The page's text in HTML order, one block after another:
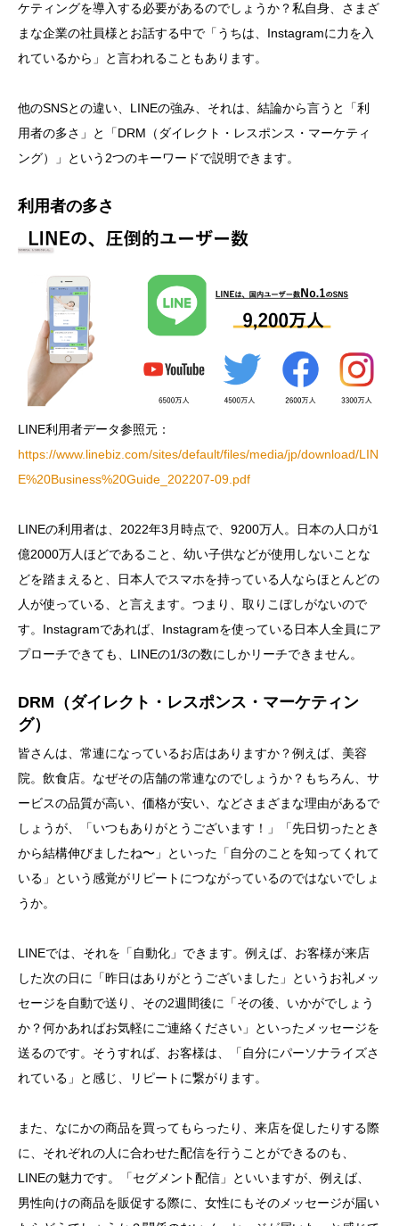
ケティングを導入する必要があるのでしょうか？私自身、さまざ
まな企業の社員様とお話する中で「うちは、Instagramに力を入
れているから」と言われることもあります。
他のSNSとの違い、LINEの強み、それは、結論から言うと「利
用者の多さ」と「DRM（ダイレクト・レスポンス・マーケティ
ング）」という2つのキーワードで説明できます。
利用者の多さ
LINE利用者データ参照元：
https://www.linebiz.com/sites/default/files/media/jp/download/LIN
E%20Business%20Guide_202207-09.pdf
LINEの利用者は、2022年3月時点で、9200万人。日本の人口が1
億2000万人ほどであること、幼い子供などが使用しないことな
どを踏まえると、日本人でスマホを持っている人ならほとんどの
人が使っている、と言えます。つまり、取りこぼしがないので
す。Instagramであれば、Instagramを使っている日本人全員にア
プローチできても、LINEの1/3の数にしかリーチできません。
DRM（ダイレクト・レスポンス・マーケティン
グ）
皆さんは、常連になっているお店はありますか？例えば、美容
院。飲食店。なぜその店舗の常連なのでしょうか？もちろん、サ
ービスの品質が高い、価格が安い、などさまざまな理由があるで
しょうが、「いつもありがとうございます！」「先日切ったとき
から結構伸びましたね〜」といった「自分のことを知ってくれて
いる」という感覚がリピートにつながっているのではないでしょ
うか。
LINEでは、それを「自動化」できます。例えば、お客様が来店
した次の日に「昨日はありがとうございました」というお礼メッ
セージを自動で送り、その2週間後に「その後、いかがでしょう
か？何かあればお気軽にご連絡ください」といったメッセージを
送るのです。そうすれば、お客様は、「自分にパーソナライズさ
れている」と感じ、リピートに繋がります。
また、なにかの商品を買ってもらったり、来店を促したりする際
に、それぞれの人に合わせた配信を行うことができるのも、
LINEの魅力です。「セグメント配信」といいますが、例えば、
男性向けの商品を販促する際に、女性にもそのメッセージが届い